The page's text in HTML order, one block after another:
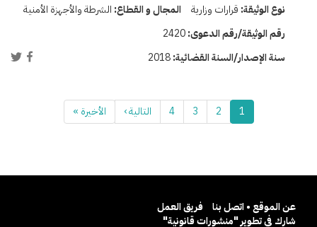
نوع الوثيقة: قرارات وزارية المجال و القطاع: الشرطة والأجهزة الأمنية
رقم الوثيقة/رقم الدعوى:2420
سنة الإصدار/السنة القضائية:2018
1
2
3
4 التالية › الأخيرة »
عن الموقع • اتصل بنا
فريق العمل
شارك في تطوير "منشورات قانونية"